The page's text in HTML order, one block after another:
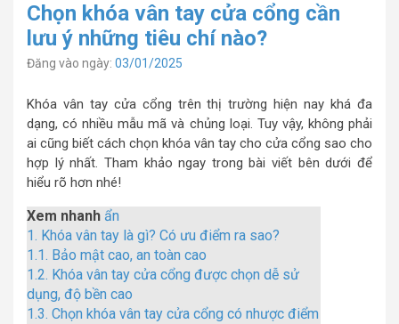
Chọn khóa vân tay cửa cổng cần
lưu ý những tiêu chí nào?
Đăng vào ngày: 03/01/2025
Khóa vân tay cửa cổng trên thị trường hiện nay khá đa
dạng, có nhiều mẫu mã và chủng loại. Tuy vậy, không phải
ai cũng biết cách chọn khóa vân tay cho cửa cổng sao cho
hợp lý nhất. Tham khảo ngay trong bài viết bên dưới để
hiểu rõ hơn nhé!
Xem nhanh ẩn
1. Khóa vân tay là gì? Có ưu điểm ra sao?
1.1. Bảo mật cao, an toàn cao
1.2. Khóa vân tay cửa cổng được chọn dễ sử
dụng, độ bền cao
1.3. Chọn khóa vân tay cửa cổng có nhược điểm